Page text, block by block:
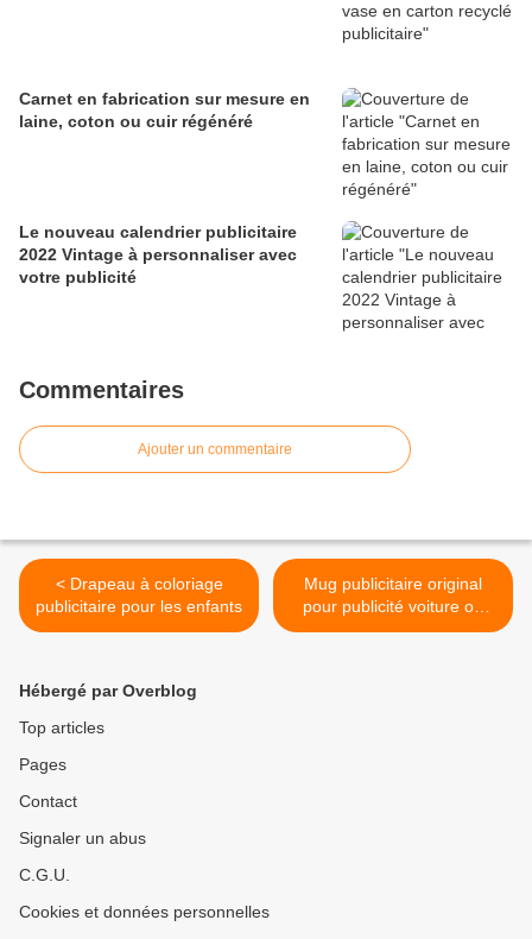
Carnet en fabrication sur mesure en
laine, coton ou cuir régénéré
Le nouveau calendrier publicitaire
2022 Vintage à personnaliser avec
votre publicité
Commentaires
Ajouter un commentaire
< Drapeau à coloriage
publicitaire pour les enfants
Mug publicitaire original
pour publicité voiture ou
moto >
Hébergé par Overblog
Top articles
Pages
Contact
Signaler un abus
C.G.U.
Cookies et données personnelles